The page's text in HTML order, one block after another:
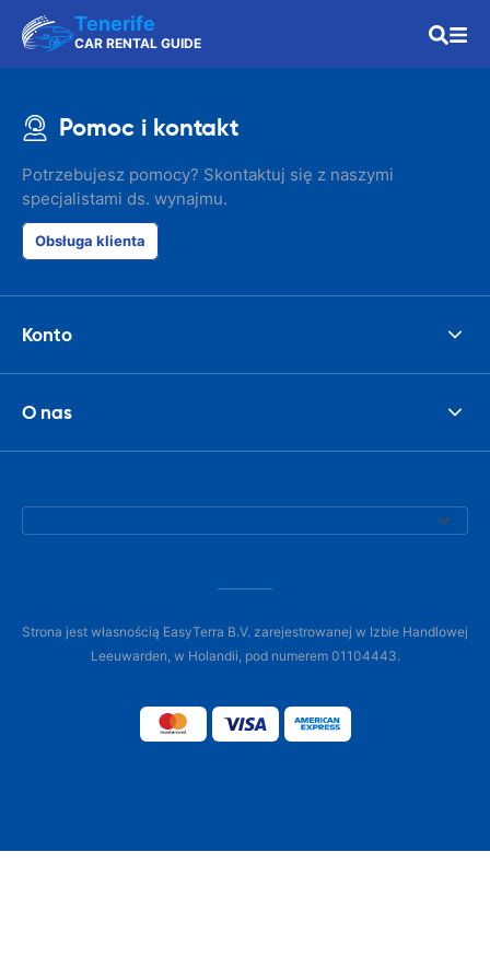
Tenerife
CAR RENTAL GUIDE
Pomoc i kontakt
Potrzebujesz pomocy? Skontaktuj się z naszymi
specjalistami ds. wynajmu.
Obsługa klienta
Konto
O nas
Strona jest własnością EasyTerra B.V. zarejestrowanej w Izbie Handlowej
Leeuwarden, w Holandii, pod numerem 01104443.